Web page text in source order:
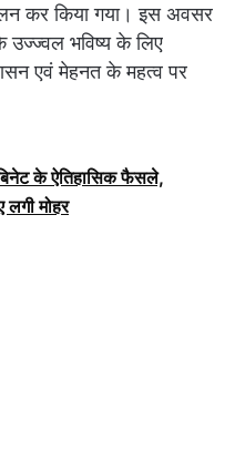
कर किया गया। इस अवसर
उज्ज्वल भविष्य के लिए
एवं मेहनत के महत्व पर
के ऐतिहासिक फैसले,
लगी मोहर